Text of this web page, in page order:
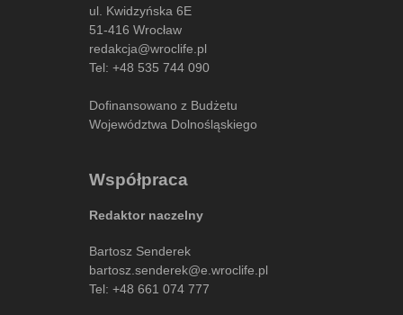
ul. Kwidzyńska 6E
51-416 Wrocław
redakcja@wroclife.pl
Tel: +48 535 744 090
Dofinansowano z Budżetu
Województwa Dolnośląskiego
Współpraca
Redaktor naczelny
Bartosz Senderek
bartosz.senderek@e.wroclife.pl
Tel: +48 661 074 777